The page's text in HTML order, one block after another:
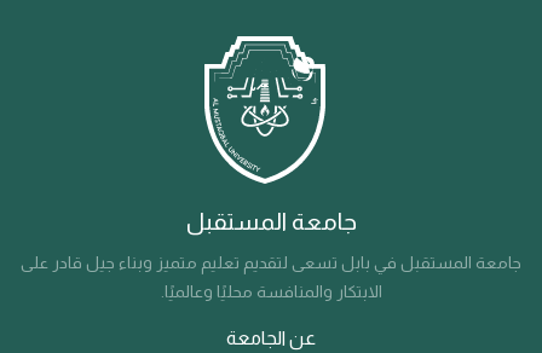
جامعة المستقبل
جامعة المستقبل في بابل تسعى لتقديم تعليم متميز وبناء جيل قادر على
الابتكار والمنافسة محليًا وعالميًا.
عن الجامعة